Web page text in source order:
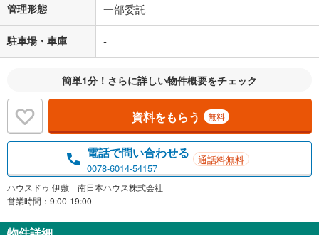
管理形態 一部委託
駐車場・車庫 -
簡単1分！さらに詳しい物件概要をチェック
資料をもらう 無料
電話で問い合わせる
0078-6014-54157
通話料無料
ハウスドゥ 伊敷 南日本ハウス株式会社
営業時間：9:00-19:00